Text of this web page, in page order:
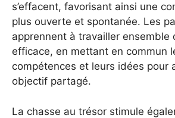
s’effacent, favorisant ainsi une
plus ouverte et spontanée. Les
apprennent à travailler ensemble
efficace, en mettant en commun
compétences et leurs idées pour
objectif partagé.
La chasse au trésor stimule